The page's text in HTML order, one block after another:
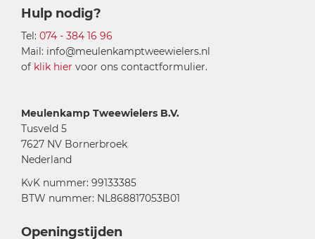
Hulp nodig?
Tel: 074 - 384 16 96
Mail: info@meulenkamptweewielers.nl
of klik hier voor ons contactformulier.
Meulenkamp Tweewielers B.V.
Tusveld 5
7627 NV Bornerbroek
Nederland
KvK nummer: 99133385
BTW nummer: NL868817053B01
Openingstijden